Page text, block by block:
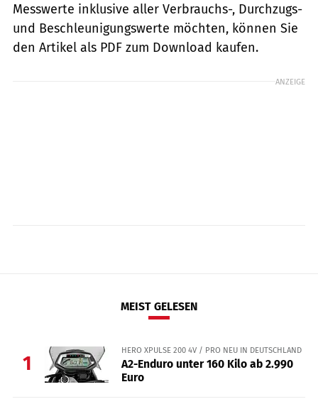
Messwerte inklusive aller Verbrauchs-, Durchzugs-
und Beschleunigungswerte möchten, können Sie
den Artikel als PDF zum Download kaufen.
ANZEIGE
MEIST GELESEN
1
HERO XPULSE 200 4V / PRO NEU IN DEUTSCHLAND
A2-Enduro unter 160 Kilo ab 2.990
Euro